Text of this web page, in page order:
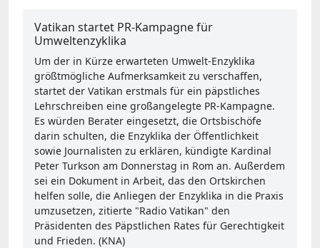
Vatikan startet PR-Kampagne für
Umweltenzyklika
Um der in Kürze erwarteten Umwelt-Enzyklika
größtmögliche Aufmerksamkeit zu verschaffen,
startet der Vatikan erstmals für ein päpstliches
Lehrschreiben eine großangelegte PR-Kampagne.
Es würden Berater eingesetzt, die Ortsbischöfe
darin schulten, die Enzyklika der Öffentlichkeit
sowie Journalisten zu erklären, kündigte Kardinal
Peter Turkson am Donnerstag in Rom an. Außerdem
sei ein Dokument in Arbeit, das den Ortskirchen
helfen solle, die Anliegen der Enzyklika in die Praxis
umzusetzen, zitierte "Radio Vatikan" den
Präsidenten des Päpstlichen Rates für Gerechtigkeit
und Frieden. (KNA)